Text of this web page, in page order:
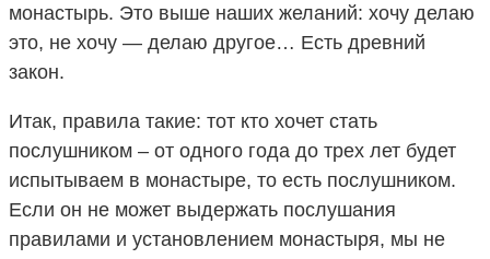
монастырь. Это выше наших желаний: хочу делаю
это, не хочу — делаю другое… Есть древний
закон.
Итак, правила такие: тот кто хочет стать
послушником – от одного года до трех лет будет
испытываем в монастыре, то есть послушником.
Если он не может выдержать послушания
правилами и установлением монастыря, мы не